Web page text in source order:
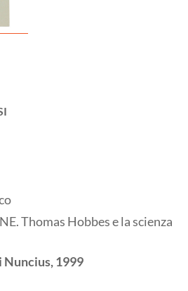
Thomas Hobbes e la scienza
Nuncius,1999